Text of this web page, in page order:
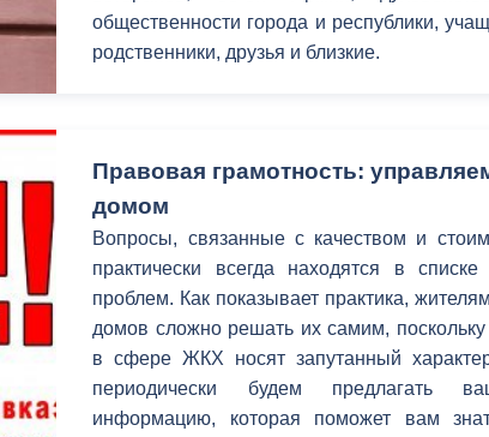
общественности города и республики,
родственники, друзья и близкие.
Правовая грамотность:
домом
Вопросы, связанные с качеством и
практически всегда находятся в
проблем. Как показывает практика,
домов сложно решать их самим,
в сфере ЖКХ носят запутанный
периодически будем предлагать
информацию, которая поможет вам